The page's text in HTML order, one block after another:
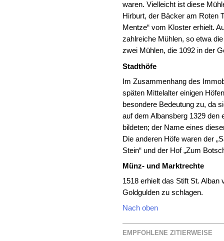
waren. Vielleicht ist diese
Hirburt, der Bäcker am Roten
Mentze“ vom Kloster erhielt.
zahlreiche Mühlen, so etwa
zwei Mühlen, die 1092 in der
Stadthöfe
Im Zusammenhang des
späten Mittelalter einigen
besondere Bedeutung zu, da
auf dem Albansberg 1329 den
bildeten; der Name eines
Die anderen Höfe waren der
Stein“ und der Hof „Zum
Münz- und Marktrechte
1518 erhielt das Stift St.
Goldgulden zu schlagen.
Nach oben
EMPFOHLENE ZITIERWEISE